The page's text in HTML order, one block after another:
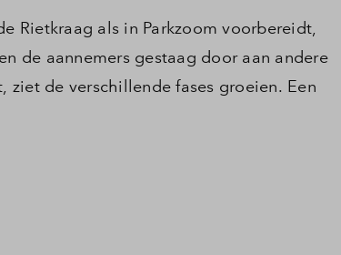
Rietkraag als in Parkzoom voorbereidt,
de aannemers gestaag door aan andere
ziet de verschillende fases groeien. Een